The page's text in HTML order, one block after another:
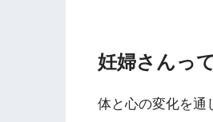
妊婦さんっ
体と心の変化を通